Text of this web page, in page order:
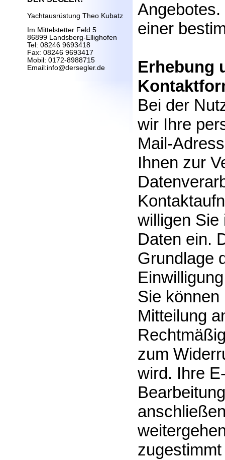
Yachtausrüstung Theo Kubatz
Im Mittelstetter Feld 5
86899 Landsberg-Ellighofen
Tel: 08246 9693418
Fax: 08246 9693417
Mobil: 0172-8988715
Email:info@dersegler.de
einer
Erhebung
Bei der
wir Ihre
Mail-
Ihnen zur
willigen Sie
Daten ein.
Grundlage
Sie können
Mitteilung
zum
wird. Ihre